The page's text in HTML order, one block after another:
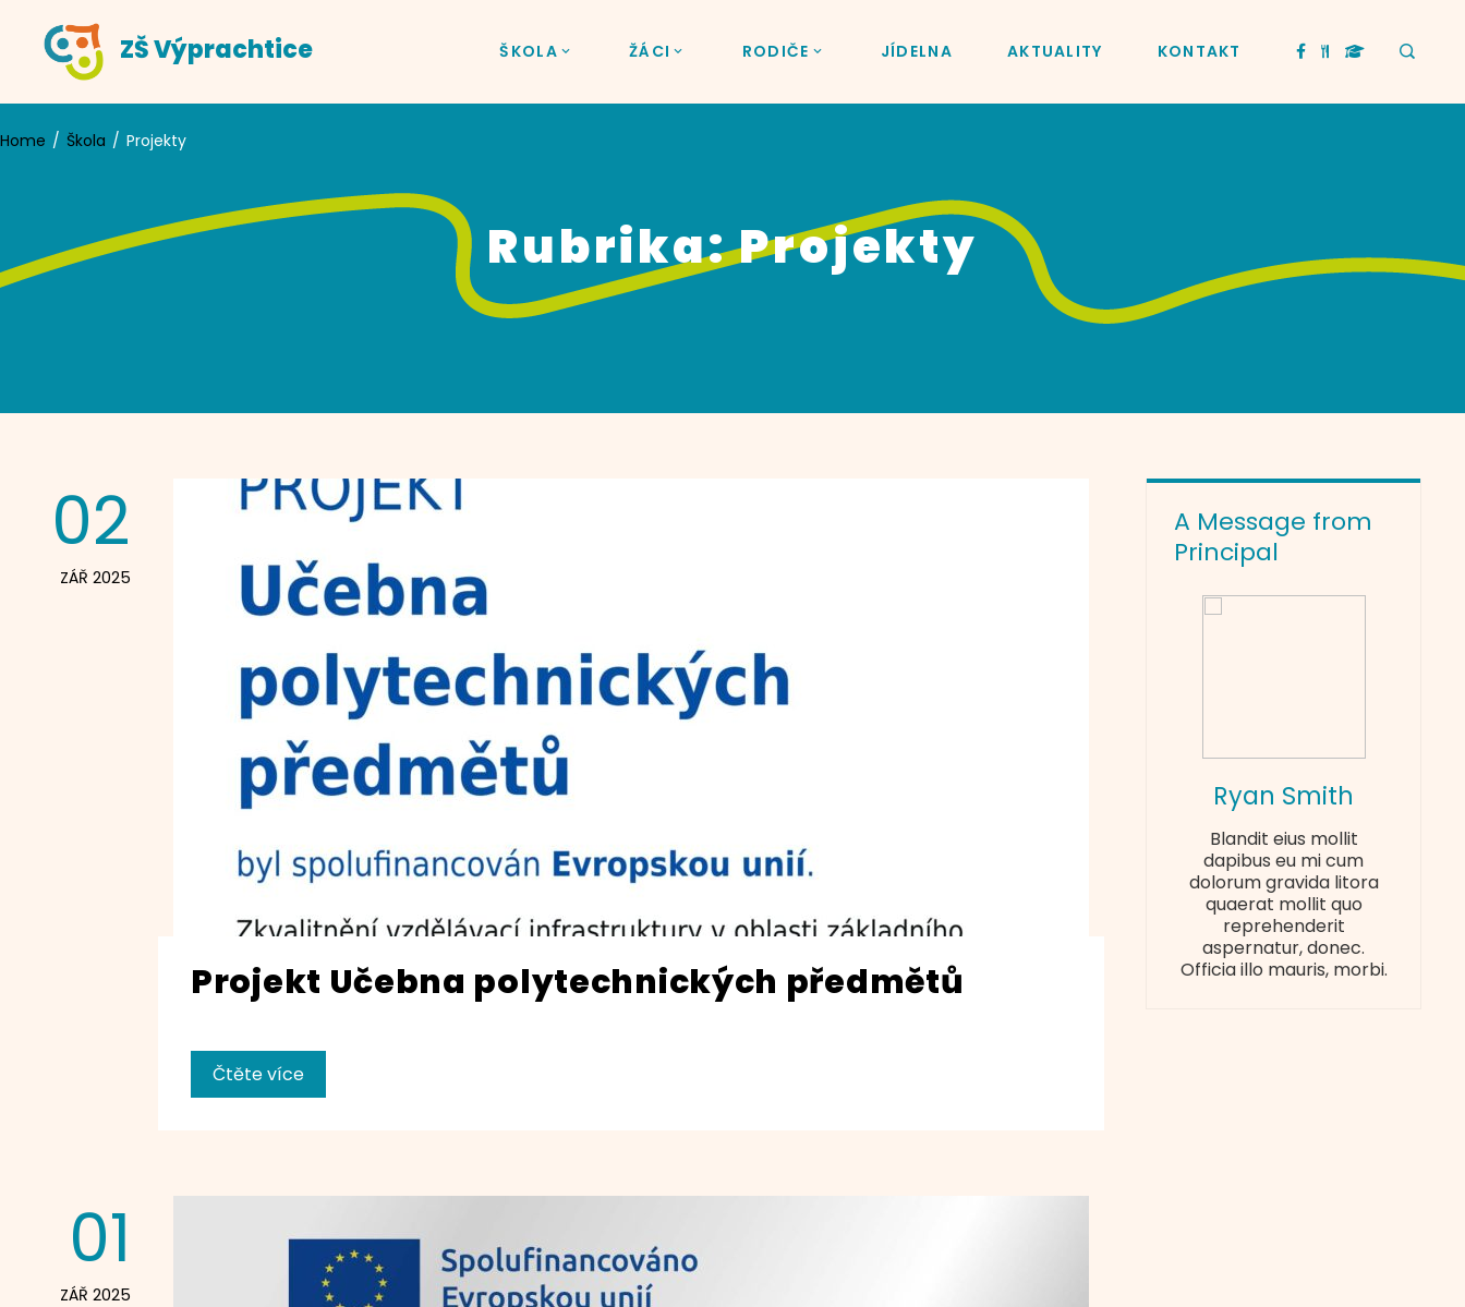
content
ZŠ Výprachtice ŠKOLA ŽÁCI RODIČE JÍDELNA AKTUALITY KONTAKT
Rubrika:Projekty
Home Škola Projekty
02
ZÁŘ 2025
Projekt Učebna polytechnických předmětů
Čtěte více
01
ZÁŘ 2025
A Message from
Principal
Ryan Smith
Blandit eius mollit
dapibus eu mi cum
dolorum gravida litora
quaerat mollit quo
reprehenderit
aspernatur, donec.
Officia illo mauris, morbi.